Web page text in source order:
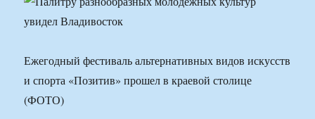
Ежегодный фестиваль альтернативных видов искусств
и спорта «Позитив» прошел в краевой столице
(ФОТО)